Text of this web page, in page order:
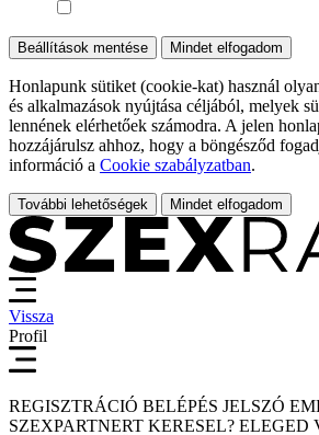
Beállítások mentése Mindet elfogadom
Honlapunk sütiket (cookie-kat) használ
és alkalmazások nyújtása céljából, melyek
lennének elérhetőek számodra. A jelen
hozzájárulsz ahhoz, hogy a böngésződ
információ a Cookie szabályzatban.
További lehetőségek Mindet elfogadom
Vissza
Profil
REGISZTRÁCIÓ BELÉPÉS JELSZÓ
SZEXPARTNERT KERESEL? ELEGED